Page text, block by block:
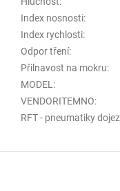
Index nosnosti:
Index rychlosti:
Odpor tření:
Přilnavost na mokru:
MODEL :
VENDORITEMNO:
RFT - pneumatiky